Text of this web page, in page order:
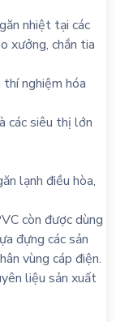
nhiệt tại các
xưởng, chắn tia
nghiệm hóa
các siêu thị lớn
lạnh điều hòa,
còn được dùng
đựng các sản
vùng cáp điện.
liệu sản xuất